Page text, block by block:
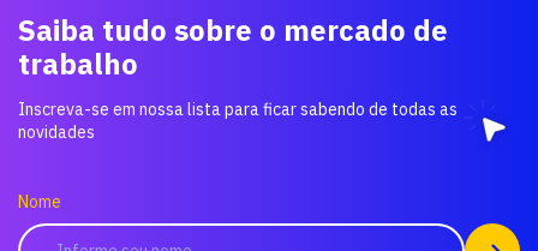
Saiba tudo sobre o mercado de
trabalho
Inscreva-se em nossa lista para ficar sabendo de todas as
novidades
Nome